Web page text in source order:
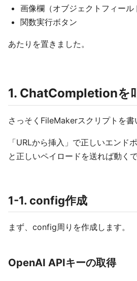
画像欄（オブジェクトフィール
関数実行ボタン
あたりを置きました。
1. ChatCompletionを
さっそくFileMakerスクリプトを書
「URLから挿入」で正しいエンド
と正しいペイロードを送れば動くで
1-1. config作成
まず、config周りを作成します。
OpenAI APIキーの取得